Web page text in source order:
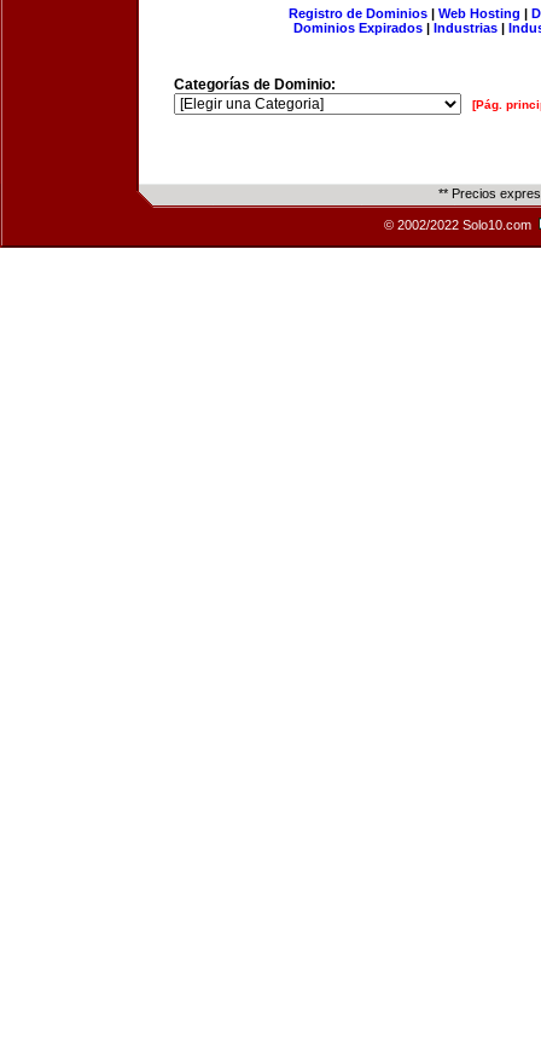
Registro de Dominios| Web Hosting |
Dominios Expirados | Industrias |
Categorías de Dominio:
[Pág.
** Precios
© 2002/2022 Solo10.com